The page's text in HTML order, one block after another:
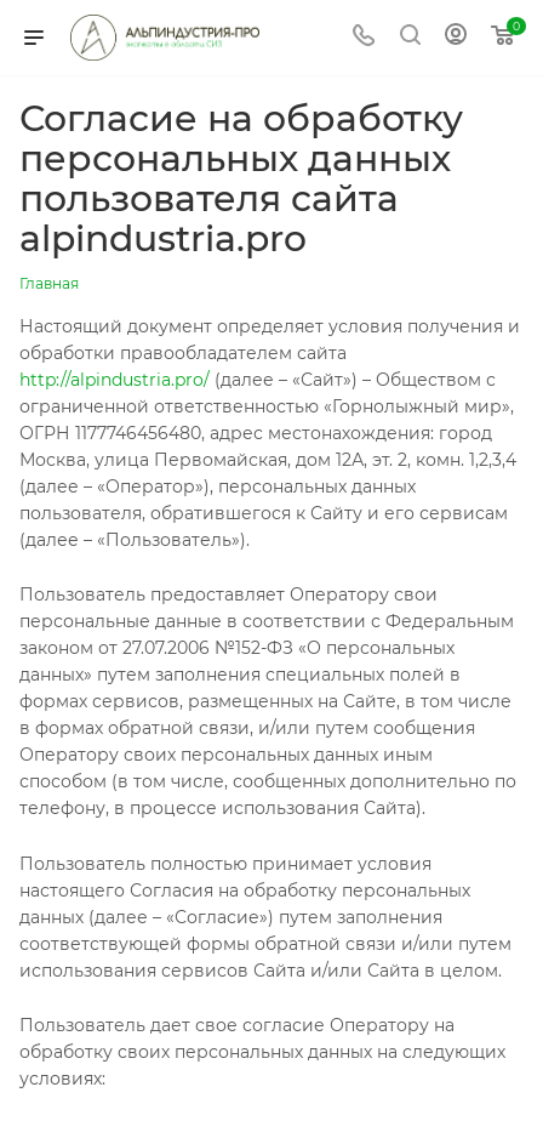
0
Согласие на обработку
персональных данных
пользователя сайта
alpindustria.pro
Главная
Настоящий документ определяет условия получения и
обработки правообладателем сайта
http://alpindustria.pro/ (далее – «Сайт») – Обществом с
ограниченной ответственностью «Горнолыжный мир»,
ОГРН 1177746456480, адрес местонахождения: город
Москва, улица Первомайская, дом 12А, эт. 2, комн. 1,2,3,4
(далее – «Оператор»), персональных данных
пользователя, обратившегося к Сайту и его сервисам
(далее – «Пользователь»).
Пользователь предоставляет Оператору свои
персональные данные в соответствии с Федеральным
законом от 27.07.2006 №152-ФЗ «О персональных
данных» путем заполнения специальных полей в
формах сервисов, размещенных на Сайте, в том числе
в формах обратной связи, и/или путем сообщения
Оператору своих персональных данных иным
способом (в том числе, сообщенных дополнительно по
телефону, в процессе использования Сайта).
Пользователь полностью принимает условия
настоящего Согласия на обработку персональных
данных (далее – «Согласие») путем заполнения
соответствующей формы обратной связи и/или путем
использования сервисов Сайта и/или Сайта в целом.
Пользователь дает свое согласие Оператору на
обработку своих персональных данных на следующих
условиях: